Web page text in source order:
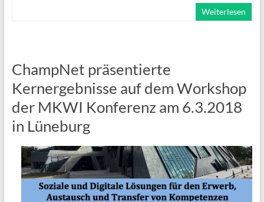
Weiterlesen
ChampNet präsentierte
Kernergebnisse auf dem Workshop
der MKWI Konferenz am 6.3.2018
in Lüneburg